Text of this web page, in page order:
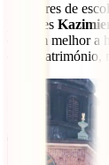
Se tiveres de
para ires
contam melhor a
entre